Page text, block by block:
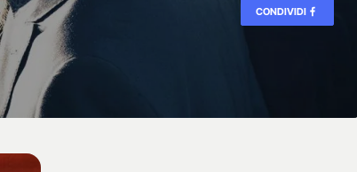
CONDIVIDI